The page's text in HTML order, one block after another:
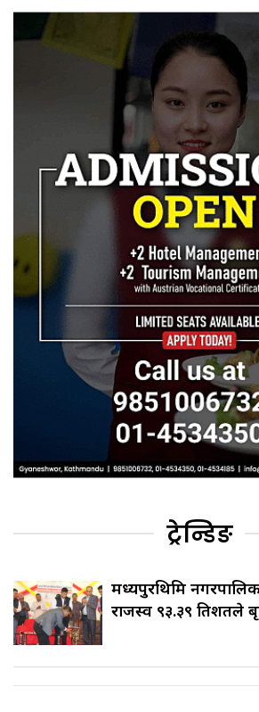
ट्रेन्डिङ
मध्यपुरथिमि
राजस्व ९३.३९ प्रतिशतले